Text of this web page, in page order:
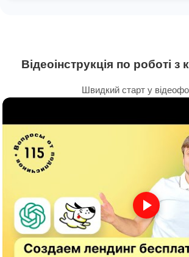
Відеоінструкція по роботі з
Швидкий старт у